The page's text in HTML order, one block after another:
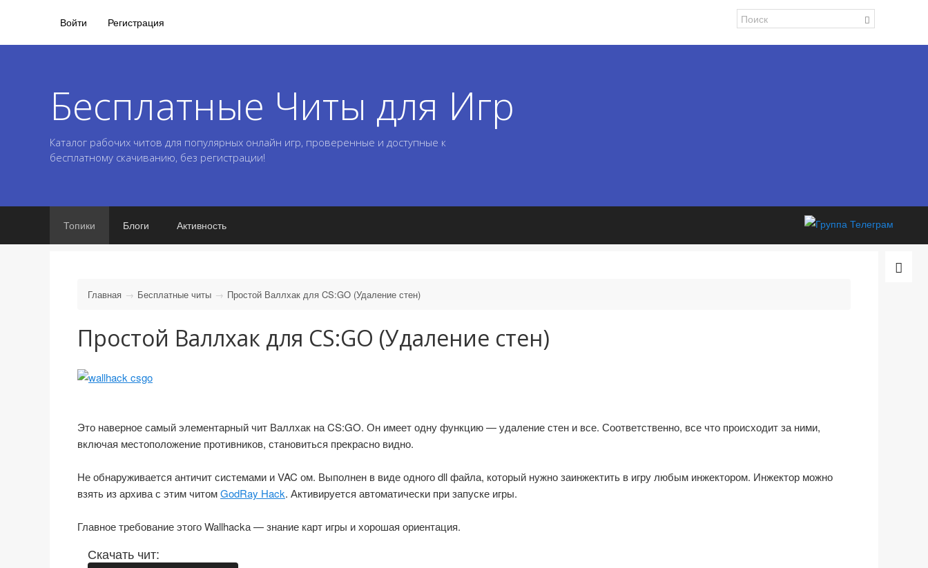
Войти Регистрация
Бесплатные Читы для Игр
Каталог рабочих читов для популярных онлайн игр, проверенные и доступные к
бесплатному скачиванию, без регистрации!
Топики Блоги Активность
Главная Бесплатные читы Простой Валлхак для CS:GO (Удаление стен)
Простой Валлхак для CS:GO (Удаление стен)
Это наверное самый элементарный чит Валлхак на CS:GO. Он имеет одну функцию — удаление стен и все. Соответственно, все что происходит за ними,
включая местоположение противников, становиться прекрасно видно.
Не обнаруживается античит системами и VAC ом. Выполнен в виде одного dll файла, который нужно заинжектить в игру любым инжектором. Инжектор можно
взять из архива с этим читомGodRay Hack. Активируется автоматически при запуске игры.
Главное требование этого Wallhackа — знание карт игры и хорошая ориентация.
Скачать чит: